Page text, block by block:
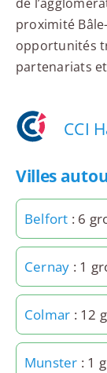
proximité
opportunités
partenariats
CCI
Villes
Belfort : 6
Cernay : 1
Colmar : 12
Munster : 1